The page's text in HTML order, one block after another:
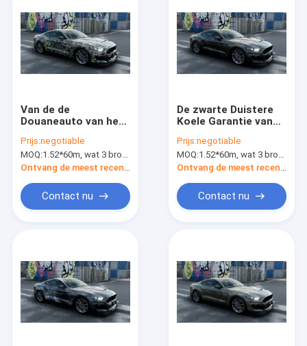
Producten
Ongeveer ons
Fabrieksreis
Van de de
Douaneauto van het
Digitale Materiaal van
de Omslag Vinyl
Monomeric Polymere
Prijs:negotiable
MOQ:1.52*60m, wat 3 broodjes van 1.52*20m betekent
Ontvang de meest recente Prijs
Contact nu
De zwarte Duistere
Koele Garantie van
Vinylmaanden 6-12
van de Douaneauto
Prijs:negotiable
MOQ:1.52*60m, wat 3 broodjes van 1.52*20m betekent
Ontvang de meest recente Prijs
Contact nu